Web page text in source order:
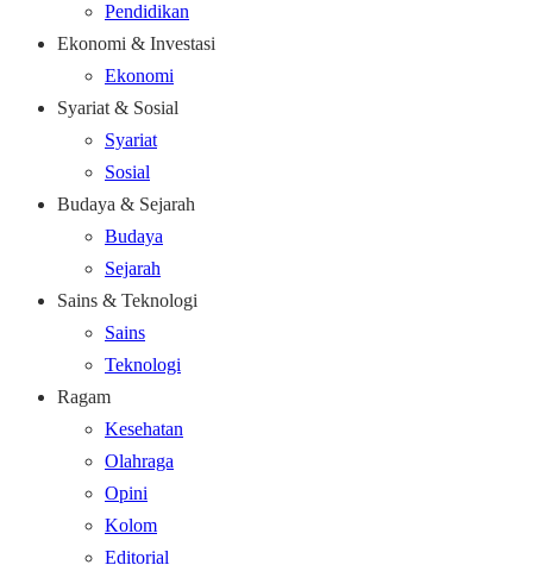
Pendidikan
Ekonomi & Investasi
Ekonomi
Syariat & Sosial
Syariat
Sosial
Budaya & Sejarah
Budaya
Sejarah
Sains & Teknologi
Sains
Teknologi
Ragam
Kesehatan
Olahraga
Opini
Kolom
Editorial